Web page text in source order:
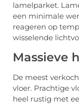
lamelparket.
een minimale
reageren op
wisselende
Massieve
De meest
vloer. Prachtige
heel rustig met